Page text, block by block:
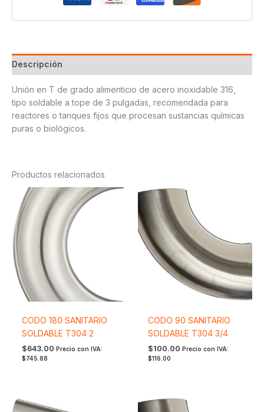
Descripción
Unión en T de grado alimenticio de acero inoxidable 316,
tipo soldable a tope de 3 pulgadas, recomendada para
reactores o tanques fijos que procesan sustancias químicas
puras o biológicos.
Productos relacionados
CODO 180 SANITARIO
SOLDABLE T304 2
$643.00 Precio con IVA:
$745.88
CODO 90 SANITARIO
SOLDABLE T304 3/4
$100.00 Precio con IVA:
$116.00